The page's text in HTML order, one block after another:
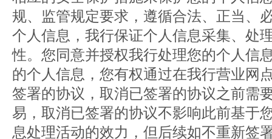
规、监管规定要求，遵循合法、正当、
个人信息，我行保证个人信息采集、处
性。您同意并授权我行处理您的个人信
的个人信息，您有权通过在我行营业网
签署的协议，取消已签署的协议之前需
易，取消已签署的协议不影响此前基于
息处理活动的效力，但后续如不重新签